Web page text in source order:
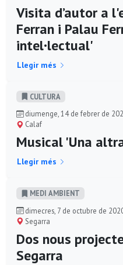
Visita d’autor a
Ferran i Palau
intel·lectual'
Llegir més
CULTURA
diumenge, 14 de febrer de
Calaf
Musical 'Una
Llegir més
MEDI AMBIENT
dimecres, 7 de octubre de
Segarra
Dos nous
Segarra